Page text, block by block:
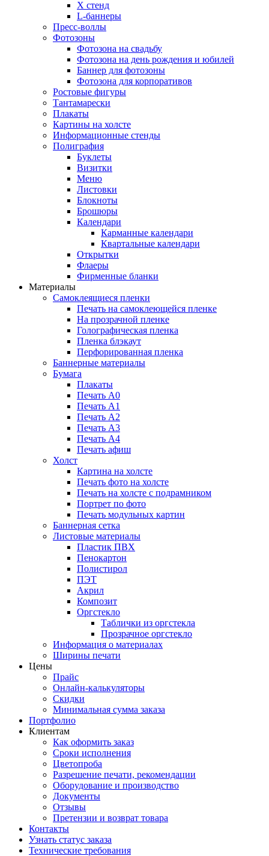
Х стенд
L-баннеры
Пресс-воллы
Фотозоны
Фотозона на свадьбу
Фотозона на день рождения и юбилей
Баннер для фотозоны
Фотозона для корпоративов
Ростовые фигуры
Тантамарески
Плакаты
Картины на холсте
Информационные стенды
Полиграфия
Буклеты
Визитки
Меню
Листовки
Блокноты
Брошюры
Календари
Карманные календари
Квартальные календари
Открытки
Флаеры
Фирменные бланки
Материалы
Самоклеящиеся пленки
Печать на самоклеющейся пленке
На прозрачной пленке
Голографическая пленка
Пленка блэкаут
Перфорированная пленка
Баннерные материалы
Бумага
Плакаты
Печать А0
Печать А1
Печать А2
Печать А3
Печать А4
Печать афиш
Холст
Картина на холсте
Печать фото на холсте
Печать на холсте с подрамником
Портрет по фото
Печать модульных картин
Баннерная сетка
Листовые материалы
Пластик ПВХ
Пенокартон
Полистирол
ПЭТ
Акрил
Композит
Оргстекло
Таблички из оргстекла
Прозрачное оргстекло
Информация о материалах
Ширины печати
Цены
Прайс
Онлайн-калькуляторы
Скидки
Минимальная сумма заказа
Портфолио
Клиентам
Как оформить заказ
Сроки исполнения
Цветопроба
Разрешение печати, рекомендации
Оборудование и производство
Документы
Отзывы
Претензии и возврат товара
Контакты
Узнать статус заказа
Технические требования